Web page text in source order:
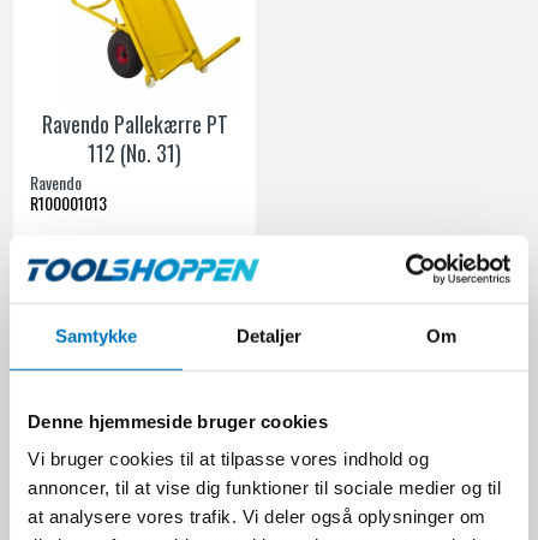
Samtykke Detaljer Om
Denne hjemmeside bruger cookies
Vi bruger cookies til at tilpasse vores indhold og
annoncer, til at vise dig funktioner til sociale medier og til
at analysere vores trafik. Vi deler også oplysninger om
Ravendo Pallekærre PT
112 (No. 31)
Ravendo
R100001013
3.895,00 DKK
Ekskl. moms
Pallekærre er et uundværligt redskab inden for logistik og
transport, og hos Toolshoppen.dk tilbyder vi et bredt udvalg af
pålidelige pallekærre fra mærket Ravendo. Disse kærre er vigtige